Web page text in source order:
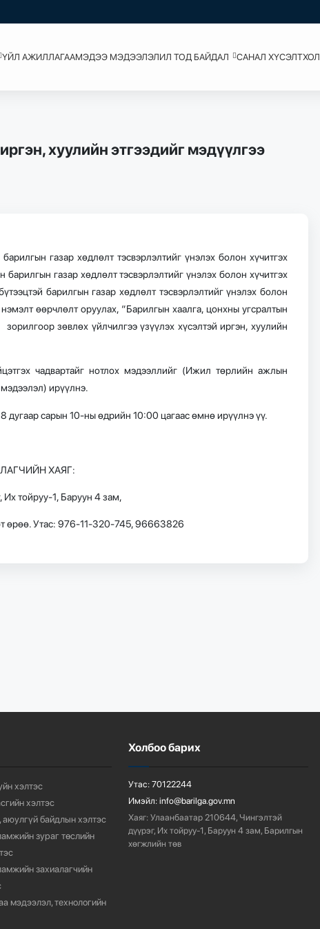
ҮЙЛ АЖИЛЛАГААМЭДЭЭ МЭДЭЭЛЭЛИЛ ТОД БАЙДАЛ САНАЛ ХҮСЭЛТ
хуулийн этгээдийг мэдүүлгээ
газар хөдлөлт тэсвэрлэлтийг үнэлэх болон хүчитгэх
газар хөдлөлт тэсвэрлэлтийг үнэлэх болон хүчитгэх
барилгын газар хөдлөлт тэсвэрлэлтийг үнэлэх болон
өөрчлөлт оруулах, “Барилгын хаалга, цонхны угсралтын
зөвлөх үйлчилгээ үзүүлэх хүсэлтэй иргэн, хуулийн
чадвартайг нотлох мэдээллийг (Ижил төрлийн ажлын
ирүүлнэ.
дугаар сарын 10-ны өдрийн 10:00 цагаас өмнө ирүүлнэ үү.
ХАЯГ:
Их тойруу-1, Баруун 4 зам,
өрөө. Утас: 976-11-320-745, 96663826
хэлтэс
хэлтэс
аюулгүй байдлын хэлтэс
зураг төслийн
захиалагчийн
мэдээлэл, технологийн
Холбоо барих
Утас: 70122244
Имэйл: info@barilga.gov.mn
Хаяг: Улаанбаатар 210644, Чингэлтэй
дүүрэг, Их тойруу-1, Баруун 4 зам, Барилгын
хөгжлийн төв